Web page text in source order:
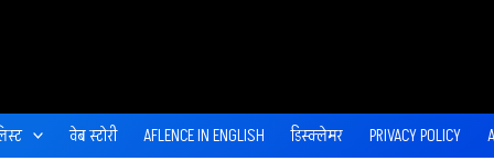
वेब स्‍टोरी AFLENCE IN ENGLISH डिस्‍क्‍लेमर PRIVACY POLICY